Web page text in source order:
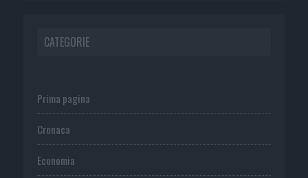
CATEGORIE
Prima pagina
Cronaca
Economia